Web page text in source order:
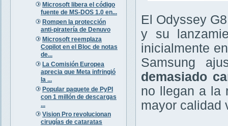
Microsoft libera el código
fuente de MS-DOS 1.0 en...
Rompen la protección
anti-piratería de Denuvo
Microsoft reemplaza
Copilot en el Bloc de notas
de...
La Comisión Europea
aprecia que Meta infringió
la ...
Popular paquete de PyPI
con 1 millón de descargas
...
Vision Pro revolucionan
cirugías de cataratas
El Odyssey
y su
inicialmente
Samsung
demasiado
no llegan a la
mayor calidad